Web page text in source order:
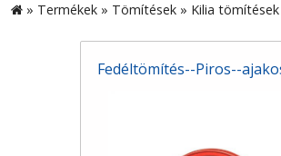
» Termékek » Tömítések » Kilia tömítések
Fedéltömítés--Piros--